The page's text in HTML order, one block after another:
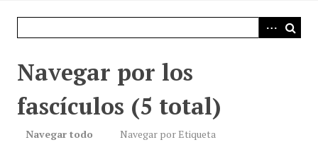
Navegar por los
fascículos (5 total)
Navegar todo
Navegar por Etiqueta